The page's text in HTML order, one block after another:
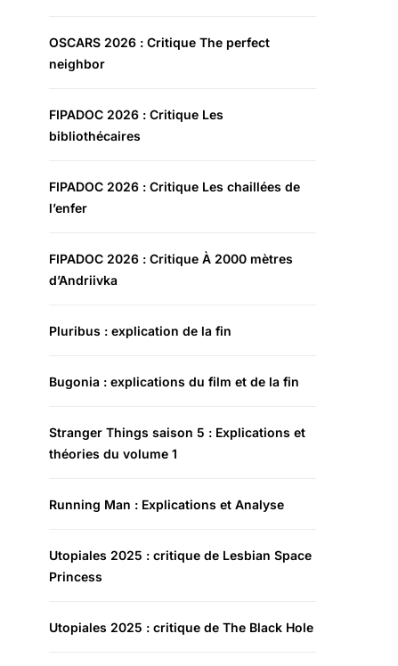
OSCARS 2026 : Critique The perfect
neighbor
FIPADOC 2026 : Critique Les
bibliothécaires
FIPADOC 2026 : Critique Les chaillées de
l’enfer
FIPADOC 2026 : Critique À 2000 mètres
d’Andriivka
Pluribus : explication de la fin
Bugonia : explications du film et de la fin
Stranger Things saison 5 : Explications et
théories du volume 1
Running Man : Explications et Analyse
Utopiales 2025 : critique de Lesbian Space
Princess
Utopiales 2025 : critique de The Black Hole